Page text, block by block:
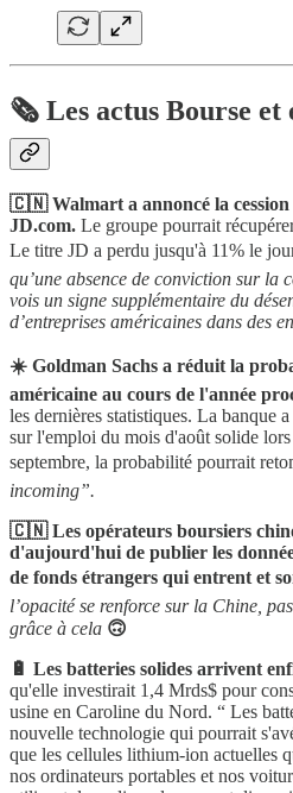
🗞️ Les actus Bourse et
🇨🇳 Walmart a annoncé la cession
JD.com. Le groupe pourrait
Le titre JD a perdu jusqu'à 11% le
qu’une absence de conviction sur la
vois un signe supplémentaire du
d’entreprises américaines dans des
☀️ Goldman Sachs a réduit la
américaine au cours de l'année
les dernières statistiques. La banque
sur l'emploi du mois d'août solide
septembre, la probabilité pourrait
incoming”.
🇨🇳 Les opérateurs boursiers
d'aujourd'hui de publier les
de fonds étrangers qui entrent et
l’opacité se renforce sur la Chine,
grâce à cela 🙃
🔋 Les batteries solides arrivent
qu'elle investirait 1,4 Mrds$ pour
usine en Caroline du Nord. “ Les
nouvelle technologie qui pourrait
que les cellules lithium-ion actuelles
nos ordinateurs portables et nos